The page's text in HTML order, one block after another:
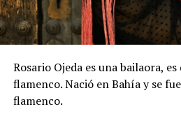
Rosario Ojeda es una bailaora,
flamenco. Nació en Bahía y se
flamenco.